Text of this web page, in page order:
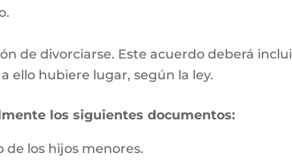
de divorciarse. Este acuerdo deberá
ello hubiere lugar, según la ley.
los siguientes documentos:
de los hijos menores.